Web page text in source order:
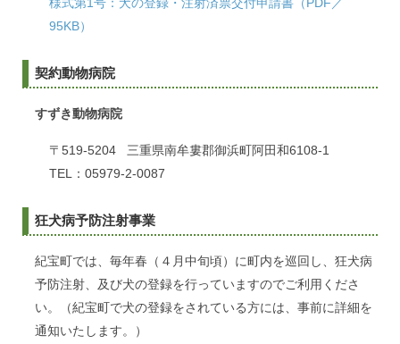
95KB）
契約動物病院
すずき動物病院
〒519-5204 三重県南牟婁郡御浜町阿田和6108-1
TEL：05979-2-0087
狂犬病予防注射事業
紀宝町では、毎年春（４月中旬頃）に町内を巡回し、狂犬病
予防注射、及び犬の登録を行っていますのでご利用くださ
い。（紀宝町で犬の登録をされている方には、事前に詳細を
通知いたします。）